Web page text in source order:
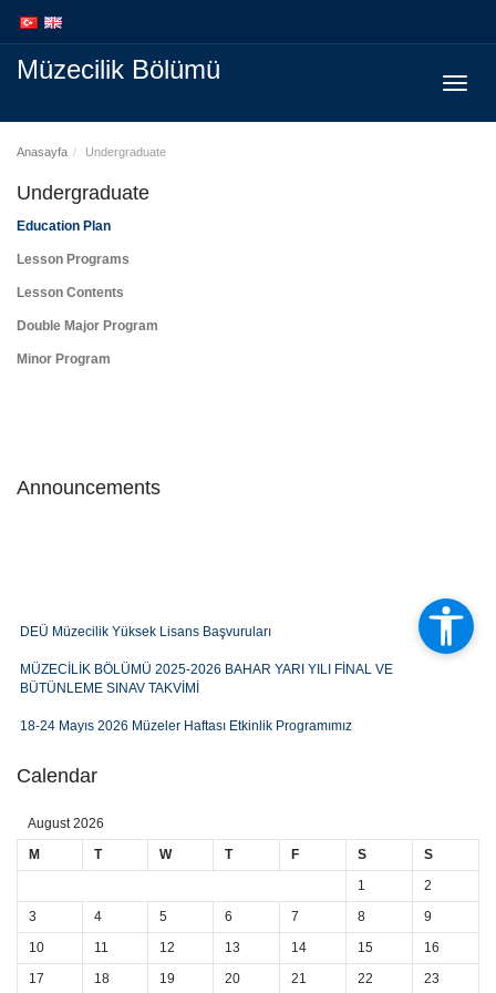
atla
atla
Müzecilik Bölümü
Anasayfa Undergraduate
Undergraduate
Education Plan
Lesson Programs
Lesson Contents
Double Major Program
Minor Program
Announcements
DEÜ Müzecilik Yüksek Lisans Başvuruları
MÜZECİLİK BÖLÜMÜ 2025-2026 BAHAR YARI YILI FİNAL VE
BÜTÜNLEME SINAV TAKVİMİ
18-24 Mayıs 2026 Müzeler Haftası Etkinlik Programımız
MÜZECİLİK BÖLÜMÜ 2025-2026 BAHAR YARI YILI ARA SINAV SINAV
TAKVİMİ
Kariyer Planlama Dersi Konuşmacı: Kayhan Eryılmaz
Kariyer Planlama Dersi Konuşmacı: Yağmur Karakoç
Calendar
August 2026
M
T W T F S
S
1
2
3
4 5 6 7 8
9
10
11 12 13 14 15
16
17
18 19 20 21 22 23